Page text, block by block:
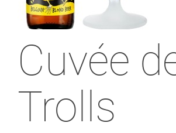
Cuvée
Trolls